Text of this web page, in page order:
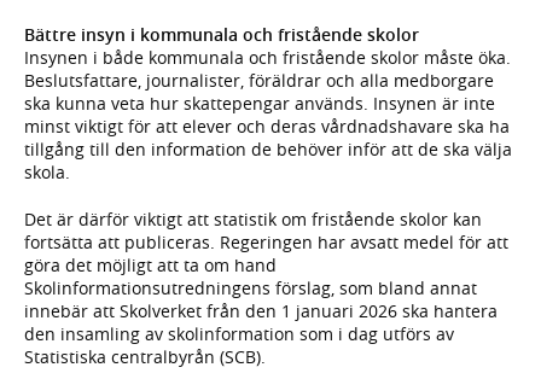
Bättre insyn i kommunala och fristående skolor
Insynen i både kommunala och fristående skolor måste öka.
Beslutsfattare, journalister, föräldrar och alla medborgare
ska kunna veta hur skattepengar används. Insynen är inte
minst viktigt för att elever och deras vårdnadshavare ska ha
tillgång till den information de behöver inför att de ska välja
skola.
Det är därför viktigt att statistik om fristående skolor kan
fortsätta att publiceras. Regeringen har avsatt medel för att
göra det möjligt att ta om hand
Skolinformationsutredningens förslag, som bland annat
innebär att Skolverket från den 1 januari 2026 ska hantera
den insamling av skolinformation som i dag utförs av
Statistiska centralbyrån (SCB).